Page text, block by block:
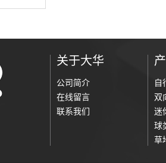
关于大华
公司简介
在线留言
联系我们
自
双
迷
球
草